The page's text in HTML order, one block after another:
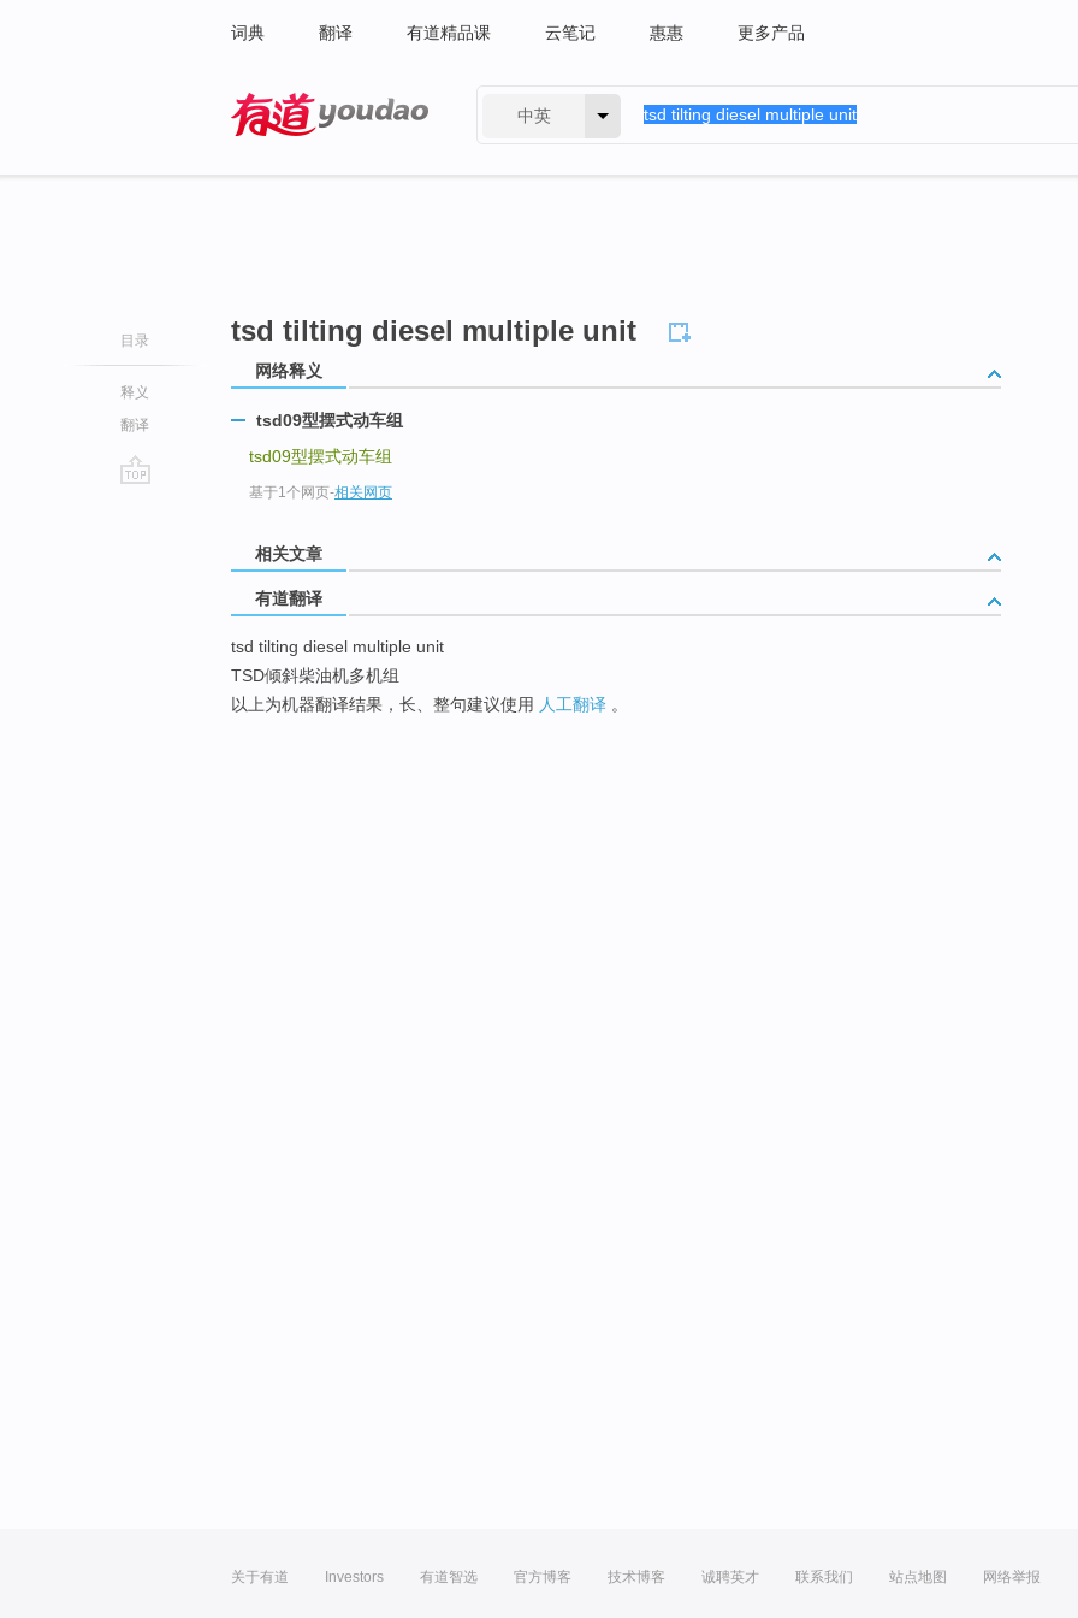
词典 翻译 有道精品课 云笔记 惠惠 更多产品
中英
目录
释义
翻译
tsd tilting diesel multiple unit
网络释义
tsd09型摆式动车组
tsd09型摆式动车组
基于1个网页-相关网页
相关文章
有道翻译
tsd tilting diesel multiple unit
TSD倾斜柴油机多机组
以上为机器翻译结果，长、整句建议使用 人工翻译 。
关于有道 Investors 有道智选 官方博客 技术博客 诚聘英才 联系我们 站点地图 网络举报